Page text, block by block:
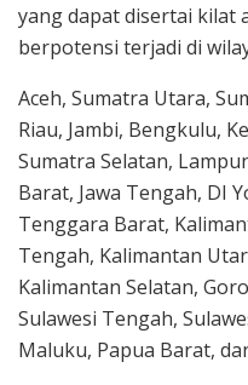
yang dapat disertai kilat
berpotensi terjadi di
Aceh, Sumatra Utara,
Riau, Jambi, Bengkulu,
Sumatra Selatan,
Barat, Jawa Tengah, DI
Tenggara Barat,
Tengah, Kalimantan
Kalimantan Selatan,
Sulawesi Tengah,
Maluku, Papua Barat,